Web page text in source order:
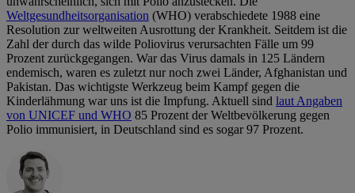
Weltgesundheitsorganisation (WHO) verabschiedete 1988 eine
Resolution zur weltweiten Ausrottung der Krankheit. Seitdem ist die
Zahl der durch das wilde Poliovirus verursachten Fälle um 99
Prozent zurückgegangen. War das Virus damals in 125 Ländern
endemisch, waren es zuletzt nur noch zwei Länder, Afghanistan und
Pakistan. Das wichtigste Werkzeug beim Kampf gegen die
Kinderlähmung war uns ist die Impfung. Aktuell sind laut Angaben
von UNICEF und WHO 85 Prozent der Weltbevölkerung gegen
Polio immunisiert, in Deutschland sind es sogar 97 Prozent.